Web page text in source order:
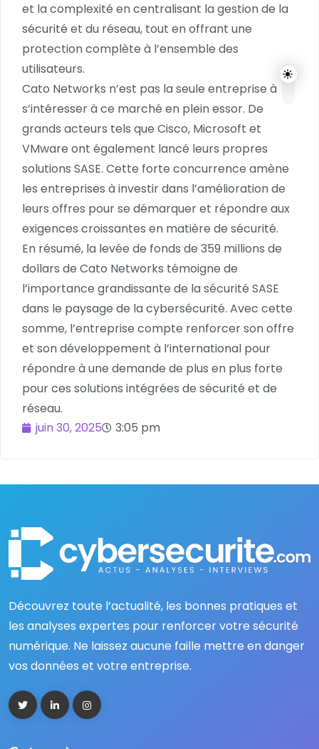
et la complexité en centralisant la gestion de la
sécurité et du réseau, tout en offrant une
protection complète à l’ensemble des
utilisateurs.
Cato Networks n’est pas la seule entreprise à
s’intéresser à ce marché en plein essor. De
grands acteurs tels que Cisco, Microsoft et
VMware ont également lancé leurs propres
solutions SASE. Cette forte concurrence amène
les entreprises à investir dans l’amélioration de
leurs offres pour se démarquer et répondre aux
exigences croissantes en matière de sécurité.
En résumé, la levée de fonds de 359 millions de
dollars de Cato Networks témoigne de
l’importance grandissante de la sécurité SASE
dans le paysage de la cybersécurité. Avec cette
somme, l’entreprise compte renforcer son offre
et son développement à l’international pour
répondre à une demande de plus en plus forte
pour ces solutions intégrées de sécurité et de
réseau.
juin 30, 2025
3:05 pm
Découvrez toute l’actualité, les bonnes pratiques et
les analyses expertes pour renforcer votre sécurité
numérique. Ne laissez aucune faille mettre en danger
vos données et votre entreprise.